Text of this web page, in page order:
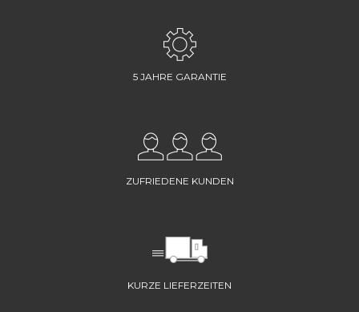
5 JAHRE GARANTIE
ZUFRIEDENE KUNDEN
KURZE LIEFERZEITEN